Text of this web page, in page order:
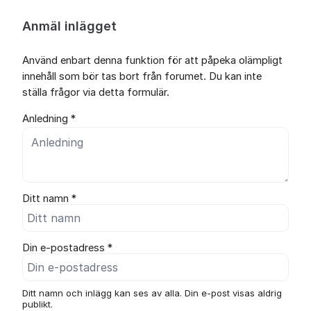
Anmäl inlägget
Använd enbart denna funktion för att påpeka olämpligt
innehåll som bör tas bort från forumet. Du kan inte
ställa frågor via detta formulär.
Anledning *
Ditt namn *
Din e-postadress *
Ditt namn och inlägg kan ses av alla. Din e-post visas aldrig
publikt.